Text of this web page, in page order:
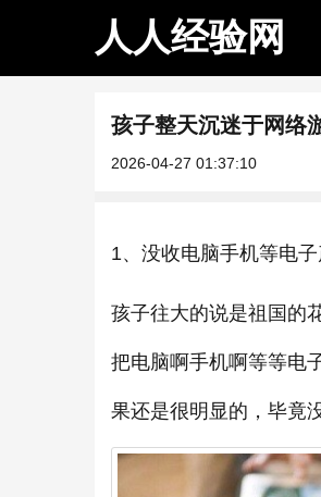
人人经验网
孩子整天沉迷于网络
2026-04-27 01:37:10
1、没收电脑手机等电
孩子往大的说是祖国的
把电脑啊手机啊等等电
果还是很明显的，毕竟